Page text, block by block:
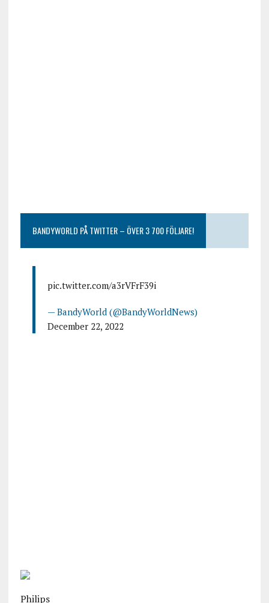
BANDYWORLD PÅ TWITTER – ÖVER 3 700 FÖLJARE!
pic.twitter.com/a3rVFrF39i
— BandyWorld (@BandyWorldNews)
December 22, 2022
Philips